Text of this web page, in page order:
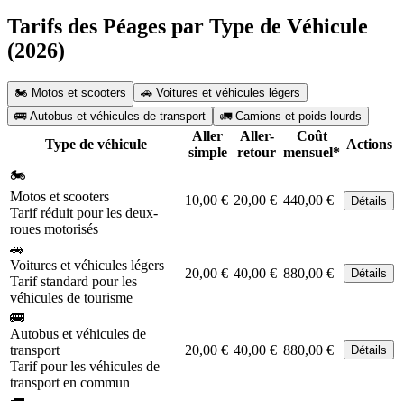
Tarifs des Péages par Type de Véhicule
(2026)
🏍️ Motos et scooters
🚗 Voitures et véhicules légers
🚌 Autobus et véhicules de transport
🚛 Camions et poids lourds
Type de véhicule
Aller
simple
Aller-
retour
Coût
mensuel*
Actions
🏍️
Motos et scooters
Tarif réduit pour les deux-
roues motorisés
10,00 € 20,00 € 440,00 € Détails
🚗
Voitures et véhicules légers
Tarif standard pour les
véhicules de tourisme
20,00 € 40,00 € 880,00 € Détails
🚌
Autobus et véhicules de
transport
Tarif pour les véhicules de
transport en commun
20,00 € 40,00 € 880,00 € Détails